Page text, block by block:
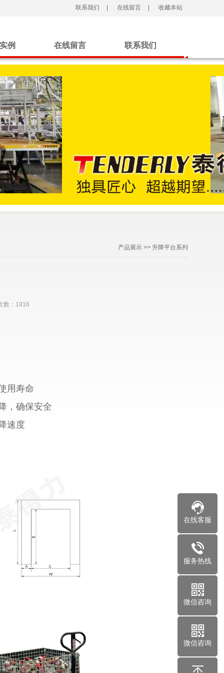
联系我们 在线留言 收藏本站
例 在线留言 联系我们
产品展示 >> 升降平台系列
数：1816
用寿命
，确保安全
速度
在线客服
服务热线
微信咨询
微信咨询